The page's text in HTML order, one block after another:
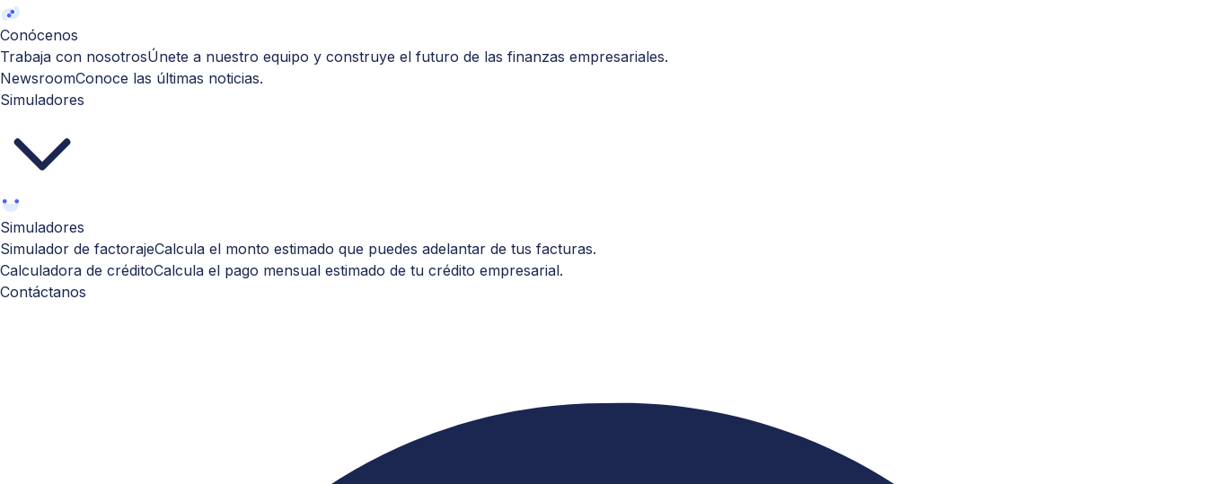
Conócenos
Trabaja con nosotrosÚnete a nuestro equipo y construye el futuro de las finanzas empresariales.
NewsroomConoce las últimas noticias.
Simuladores
Simuladores
Simulador de factorajeCalcula el monto estimado que puedes adelantar de tus facturas.
Calculadora de créditoCalcula el pago mensual estimado de tu crédito empresarial.
Contáctanos